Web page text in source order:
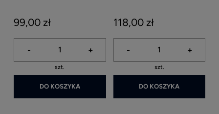
99,00 zł
- +
szt.
DO KOSZYKA
118,00 zł
- +
szt.
DO KOSZYKA